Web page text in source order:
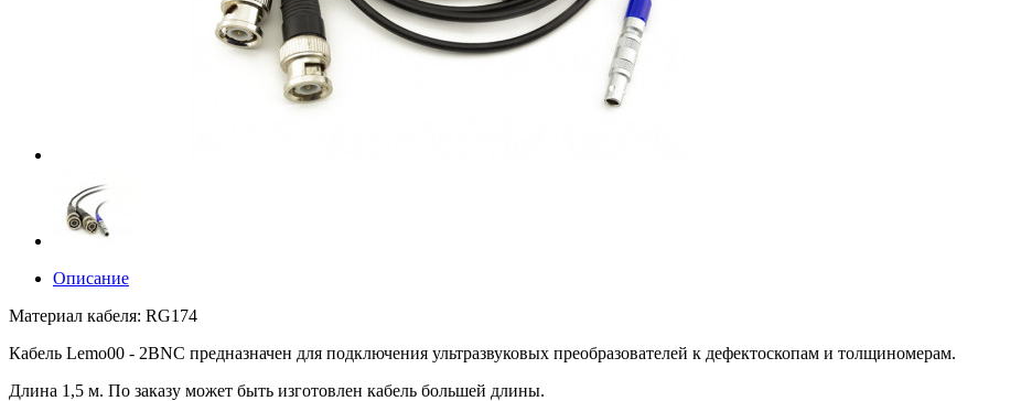
Описание
Материал кабеля: RG174
Кабель Lemo00 - 2BNC предназначен для подключения ультразвуковых преобразователей к дефектоскопам и толщиномерам.
Длина 1,5 м. По заказу может быть изготовлен кабель большей длины.